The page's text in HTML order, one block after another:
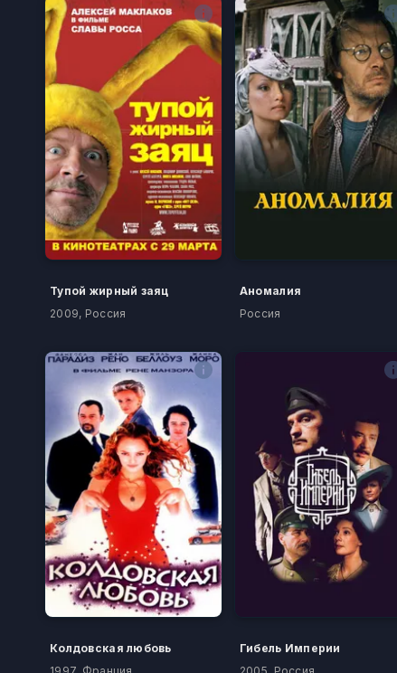
Тупой жирный заяц
2009, Россия
Аномалия
Россия
Колдовская любовь
Гибель Империи